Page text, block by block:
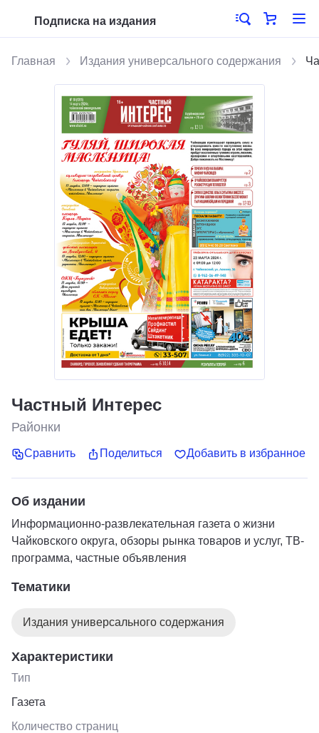
Подписка на издания
Главная Издания универсального содержания
Частный Интерес
Районки
Сравнить Поделиться Добавить в избранное
Об издании
Информационно-развлекательная газета о жизни
Чайковского округа, обзоры рынка товаров и услуг, ТВ-
программа, частные объявления
Тематики
Издания универсального содержания
Характеристики
Тип
Газета
Количество страниц